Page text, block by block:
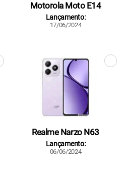
Motorola Moto E14
Lançamento:
17/06/2024
Realme Narzo N63
Lançamento:
06/06/2024